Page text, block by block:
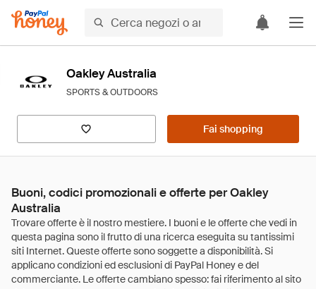
Oakley Australia
SPORTS & OUTDOORS
Fai shopping
Buoni, codici promozionali e offerte per Oakley
Australia